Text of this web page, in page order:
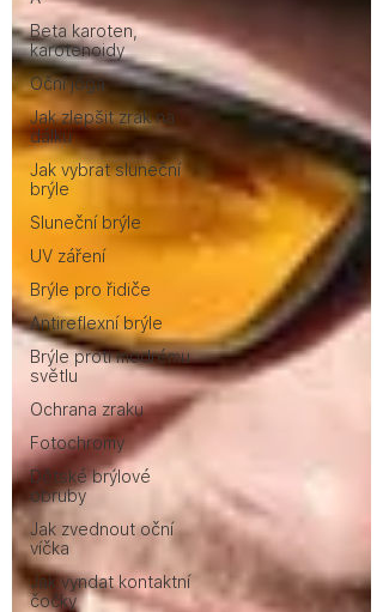
Beta karoten,
karotenoidy
Oční jóga
Jak zlepšit zrak na
dálku
Jak vybrat sluneční
brýle
Sluneční brýle
UV záření
Brýle pro řidiče
Antireflexní brýle
Brýle proti modrému
světlu
Ochrana zraku
Fotochromy
Dětské brýlové
obruby
Jak zvednout oční
víčka
Jak vyndat kontaktní
čočky